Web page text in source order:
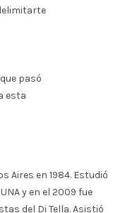
pasó
esta
Aires en 1984. Estudió
y en el 2009 fue
del Di Tella. Asistió